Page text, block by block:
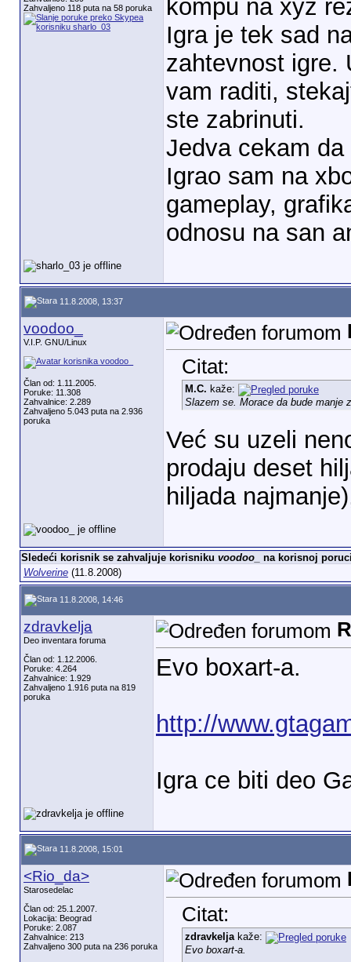
Zahvaljeno 118 puta na 58 poruka
kompu na xyz
Igra je tek sad
zahtevnost igre.
vam raditi,
ste zabrinuti.
Jedva cekam
Igrao sam na
gameplay,
odnosu na san
11.8.2008, 13:37
voodoo_
V.I.P. GNU/Linux
Član od: 1.11.2005.
Poruke: 11.308
Zahvalnice: 2.289
Zahvaljeno 5.043 puta na 2.936
poruka
Citat:
M.C. kaže:
Slazem se. Morace da bude manje
Već su uzeli
prodaju deset
hiljada
Sledeći korisnik se zahvaljuje korisniku voodoo_
na korisnoj
Wolverine(11.8.2008)
11.8.2008, 14:46
zdravkelja
Deo inventara foruma
Član od: 1.12.2006.
Poruke: 4.264
Zahvalnice: 1.929
Zahvaljeno 1.916 puta na 819
poruka
Evo boxart-a.
http://
Igra ce biti deo
11.8.2008, 15:01
<Rio_da>
Starosedelac
Član od: 25.1.2007.
Lokacija: Beograd
Poruke: 2.087
Zahvalnice: 213
Zahvaljeno 300 puta na 236 poruka
Citat:
zdravkeljakaže:
Evo boxart-a.